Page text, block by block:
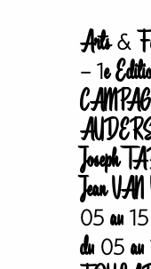
Arts &
– 1e
Joseph
Jean
05 au
du 05 au